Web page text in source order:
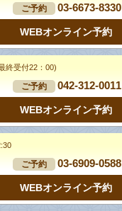
ご予約 03-6673-8330
WEBオンライン予約
終受付22：00)
ご予約 042-312-0011
WEBオンライン予約
ご予約 03-6909-0588
WEBオンライン予約